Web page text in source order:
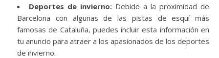
Deportes de invierno: Debido a la proximidad de
Barcelona con algunas de las pistas de esquí más
famosas de Cataluña, puedes incluir esta información en
tu anuncio para atraer a los apasionados de los deportes
de invierno.